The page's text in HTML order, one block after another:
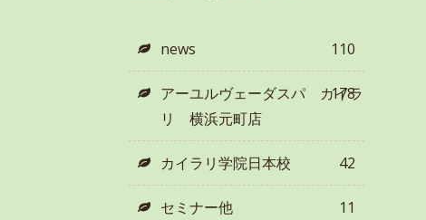
news 110
アーユルヴェーダスパ カイラ
リ 横浜元町店
178
カイラリ学院日本校 42
セミナー他 11